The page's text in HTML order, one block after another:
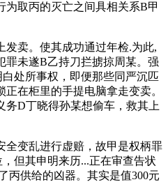
为取丙的灭亡之间具相关系B甲
卖。使其成功通过年检.为此,
罪未遂B乙持刀拦掳掠周某。强
处所事权，即便那些同严沉匹
在柜里的手提电脑拿走变卖。
务D丁晓得孙某想偷车，救其上
变乱进行虚赔，故甲是权柄罪
但其申明来历...正在审查告状
丙供给的凶器。其实是值300元